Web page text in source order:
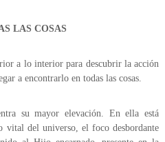
LAS COSAS
a lo interior para descubrir la acción
a encontrarlo en todas las cosas.
su mayor elevación. En ella está
vital del universo, el foco desbordante